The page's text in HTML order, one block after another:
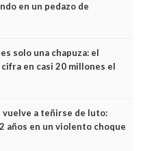
en un pedazo de
es solo una chapuza: el
en casi 20 millones el
que no cabían por los
vuelve a teñirse de luto:
años en un violento choque